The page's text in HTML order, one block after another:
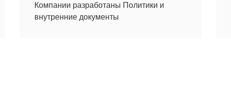
Компании разработаны Политики и
внутренние документы